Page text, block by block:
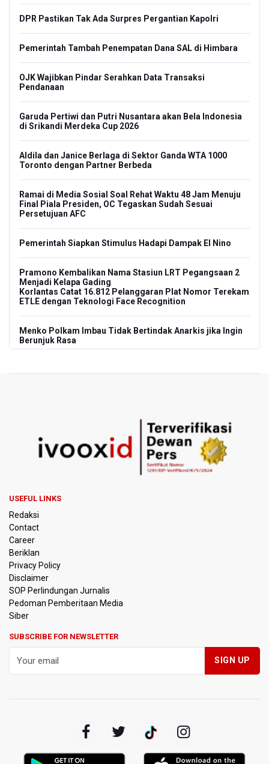
DPR Pastikan Tak Ada Surpres Pergantian Kapolri
Pemerintah Tambah Penempatan Dana SAL di Himbara
OJK Wajibkan Pindar Serahkan Data Transaksi
Pendanaan
Garuda Pertiwi dan Putri Nusantara akan Bela Indonesia
di Srikandi Merdeka Cup 2026
Aldila dan Janice Berlaga di Sektor Ganda WTA 1000
Toronto dengan Partner Berbeda
Ramai di Media Sosial Soal Rehat Waktu 48 Jam Menuju
Final Piala Presiden, OC Tegaskan Sudah Sesuai
Persetujuan AFC
Pemerintah Siapkan Stimulus Hadapi Dampak El Nino
Pramono Kembalikan Nama Stasiun LRT Pegangsaan 2
Menjadi Kelapa Gading
Korlantas Catat 16.812 Pelanggaran Plat Nomor Terekam
ETLE dengan Teknologi Face Recognition
Menko Polkam Imbau Tidak Bertindak Anarkis jika Ingin
Berunjuk Rasa
Ekstasi, Enam Tersangka Ditangkap
Korlantas Polri Terapkan Teknologi Face Recognition
pada ETLE
Kereta Cepat ke Surabaya
Kebakaran Hutan dan Lahan di Gunung Bromo Capai 10
OJK Sebut IASC Terima 1.379 Laporan Kasus Penipuan
Keuangan Memanfaatkan AI
BRIN Kaji Peluang Industri Panel Surya Generasi Baru
Dikembangkan di Indonesia
Korlantas Polri dan Jasa Marga Bahas Zero ODOL hingga
Integrasi Teknologi Tol Jelang Libur Nataru
Nasional Bromo Tengger Semeru, Tiga Jalur Akses
USEFUL LINKS
Redaksi
Contact
Career
Beriklan
Privacy Policy
Disclaimer
SOP Perlindungan Jurnalis
Pedoman Pemberitaan Media
Siber
SUBSCRIBE FOR NEWSLETTER